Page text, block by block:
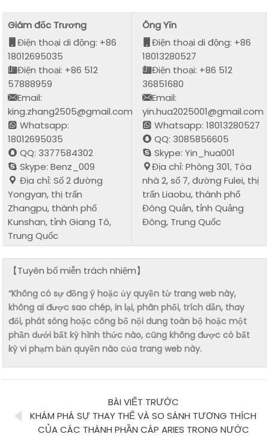
Giám đốc Trương
Điện thoại di động: +86
18012695035
Điện thoại: +86 512
57888959
Email:
king.zhang2505@gmail.com
Whatsapp:
18012695035
QQ: 3377584302
Skype: Benz_009
Địa chỉ: Số 2 đường
Yongyan, thị trấn
Zhangpu, thành phố
Kunshan, tỉnh Giang Tô,
Trung Quốc
Ông Yǐn
Điện thoại di động: +86
18013280527
Điện thoại: +86 512
36851680
Email:
yin.hua2025001@gmail.com
Whatsapp: 18013280527
QQ: 3085856605
Skype: Yin_hua001
Địa chỉ: Phòng 301, Tòa
nhà 2, số 7, đường Fulei, thị
trấn Liaobu, thành phố
Đông Quản, tỉnh Quảng
Đông, Trung Quốc
【Tuyên bố miễn trách nhiệm】
“Không có sự đồng ý hoặc ủy quyền từ trang web này,
không ai được sao chép, in lại, phân phối, trích dẫn, thay
đổi, phát sóng hoặc công bố nội dung toàn bộ hoặc một
phần dưới bất kỳ hình thức nào, cũng không được có bất
kỳ vi phạm bản quyền nào của trang web này.
BÀI VIẾT TRƯỚC
KHÁM PHÁ SỰ THAY THẾ VÀ SO SÁNH TƯƠNG THÍCH
CỦA CÁC THÀNH PHẦN CÁP ARIES TRONG NƯỚC